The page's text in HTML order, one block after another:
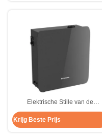
Elektrische Stille van de
Verspreideraromatherapy van
Aromageur het Metaalzwarte
Krijg Beste Prijs